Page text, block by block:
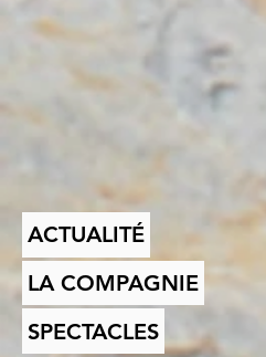
ACTUALITÉ
LA COMPAGNIE
SPECTACLES